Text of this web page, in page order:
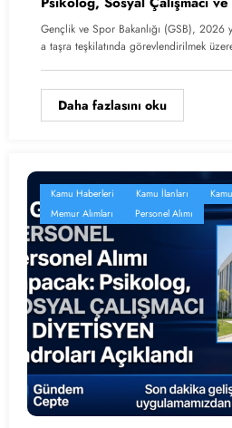
Açıklandı
Gençlik ve Spor Bakanlığı (GSB), 2026
a taşra teşkilatında görevlendirilmek
Daha fazlasını oku
Kamu Haberleri Kamu İlanları
Memur Alımları
Personel Alımı